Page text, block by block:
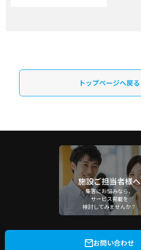
トップページへ戻る
施設ご担当者様へ
集客にお悩みなら、
サービス掲載を
検討してみませんか？
お問い合わせ